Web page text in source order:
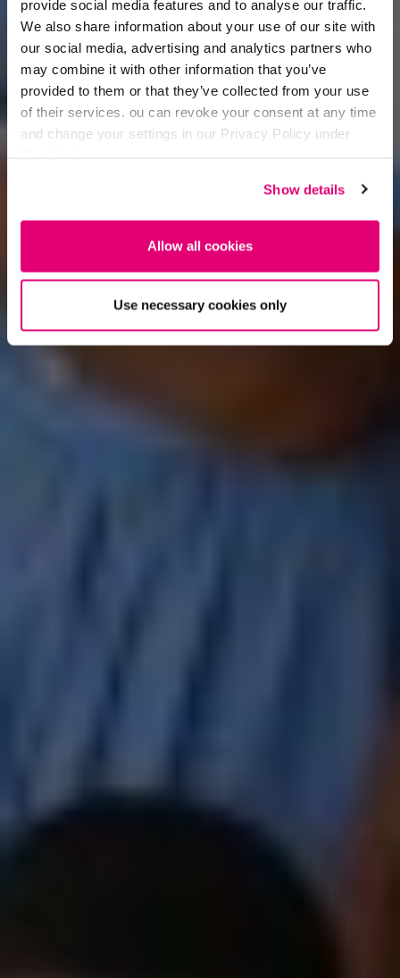
provide social media features and to analyse our traffic.
We also share information about your use of our site with
our social media, advertising and analytics partners who
may combine it with other information that you’ve
provided to them or that they’ve collected from your use
of their services. ou can revoke your consent at any time
and change your settings in our Privacy Policy under
Show details
Allow all cookies
Use necessary cookies only